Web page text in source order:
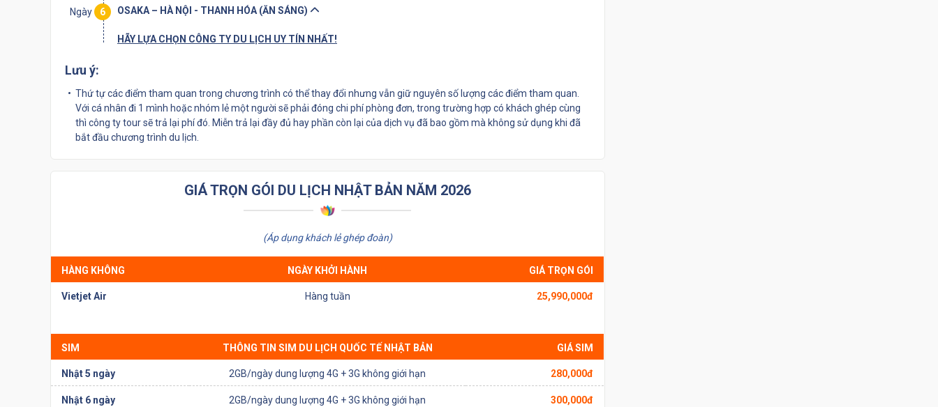
Ngày 6 OSAKA – HÀ NỘI - THANH HÓA (ĂN SÁNG)
HÃY LỰA CHỌN CÔNG TY DU LỊCH UY TÍN NHẤT!
Lưu ý:
Thứ tự các điểm tham quan trong chương trình có thể thay đổi nhưng vẫn giữ nguyên số lượng các điểm tham quan.
Với cá nhân đi 1 mình hoặc nhóm lẻ một người sẽ phải đóng chi phí phòng đơn, trong trường hợp có khách ghép cùng
thì công ty tour sẽ trả lại phí đó. Miễn trả lại đầy đủ hay phần còn lại của dịch vụ đã bao gồm mà không sử dụng khi đã
bắt đầu chương trình du lịch.
GIÁ TRỌN GÓI DU LỊCH NHẬT BẢN NĂM 2026
(Áp dụng khách lẻ ghép đoàn)
HÀNG KHÔNG NGÀY KHỞI HÀNH GIÁ TRỌN GÓI
Vietjet Air Hàng tuần 25,990,000đ
SIM THÔNG TIN SIM DU LỊCH QUỐC TẾ NHẬT BẢN GIÁ SIM
Nhật 5 ngày 2GB/ngày dung lượng 4G + 3G không giới hạn 280,000đ
Nhật 6 ngày 2GB/ngày dung lượng 4G + 3G không giới hạn
300,000đ